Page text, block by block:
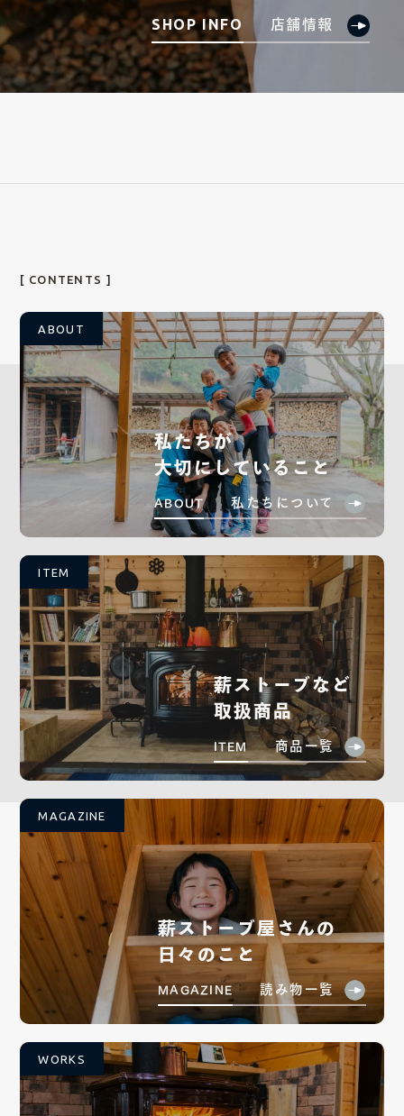
SHOP INFO 店舗情報
[ CONTENTS ]
ABOUT
私たちが
大切にしていること
ABOUT 私たちについて
ITEM
薪ストーブなど
取扱商品
ITEM 商品一覧
MAGAZINE
薪ストーブ屋さんの
日々のこと
MAGAZINE 読み物一覧
WORKS